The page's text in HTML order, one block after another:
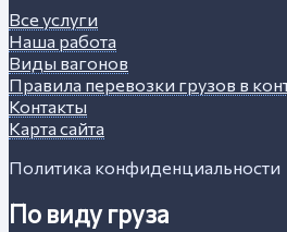
Все услуги
Наша работа
Виды вагонов
Правила перевозки грузов в
Контакты
Карта сайта
Политика конфиденциальности
По виду груза